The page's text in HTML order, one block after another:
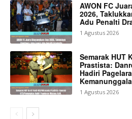
AWON FC
2026,
Adu Penalti
1 Agustus 2026
Semarak HUT
Prastista:
Hadiri
1 Agustus 2026